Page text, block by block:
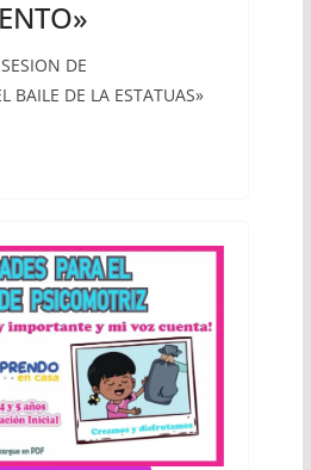
SESION DE
BAILE DE LA ESTATUAS»